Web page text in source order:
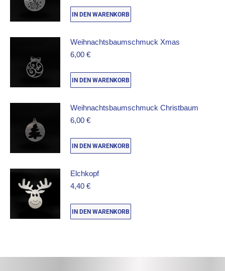
IN DEN WARENKORB
Weihnachtsbaumschmuck Xmas
6,00 €
IN DEN WARENKORB
Weihnachtsbaumschmuck Christbaum
6,00 €
IN DEN WARENKORB
Elchkopf
4,40 €
IN DEN WARENKORB